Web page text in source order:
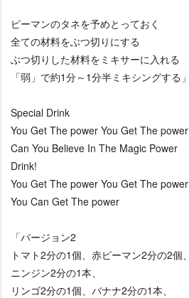
ピーマンのタネを予めとっておく
全ての材料をぶつ切りにする
ぶつ切りした材料をミキサーに入れる
「弱」で約1分～1分半ミキシングする」
Special Drink
You Get The power You Get The power
Can You Believe In The Magic Power
Drink!
You Get The power You Get The power
You Can Get The power
「バージョン2
トマト2分の1個、赤ピーマン2分の2個、
ニンジン2分の1本、
リンゴ2分の1個、バナナ2分の1本、